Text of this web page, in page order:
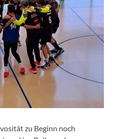
zu Beginn noch